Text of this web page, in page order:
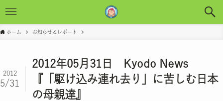
ホーム お知らせ＆レポート
2012年05月31日 Kyodo News
『「駆け込み連れ去り」に苦しむ日本
の母親達』
2012
5/31